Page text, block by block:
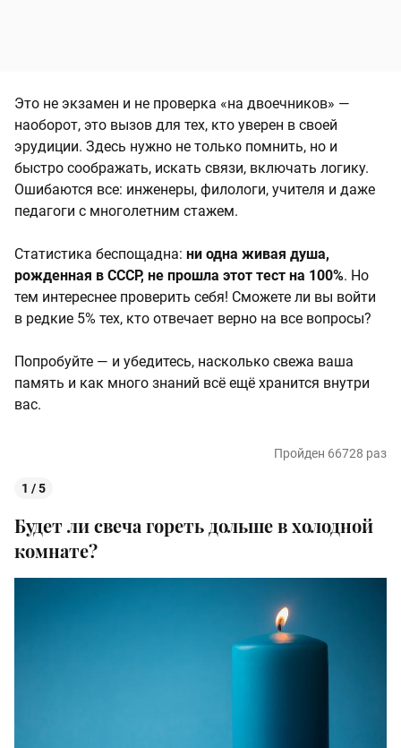
Это не экзамен и не проверка «на двоечников» —
наоборот, это вызов для тех, кто уверен в своей
эрудиции. Здесь нужно не только помнить, но и
быстро соображать, искать связи, включать логику.
Ошибаются все: инженеры, филологи, учителя и даже
педагоги с многолетним стажем.
Статистика беспощадна: ни одна живая душа,
рожденная в СССР, не прошла этот тест на 100%. Но
тем интереснее проверить себя! Сможете ли вы войти
в редкие 5% тех, кто отвечает верно на все вопросы?
Попробуйте — и убедитесь, насколько свежа ваша
память и как много знаний всё ещё хранится внутри
вас.
Пройден 66728 раз
1 / 5
Будет ли свеча гореть дольше в холодной
комнате?